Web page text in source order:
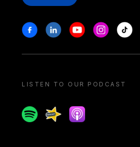
Stay in touch
FacebookLinkedinYoutubeInstagram
Tiktok
LISTEN TO OUR PODCAST
SpotifySpreakerApple podcast